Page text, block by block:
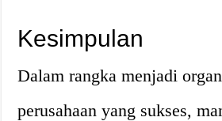
Kesimpulan
Dalam rangka menjadi
perusahaan yang sukses,